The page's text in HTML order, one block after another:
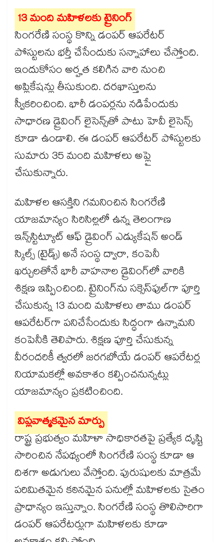
13 మంది మహిళలకు ట్రైనింగ్‌‌‌‌‌‌‌‌
సింగరేణి సంస్థ కొన్ని డంపర్‌‌‌‌‌‌‌‌ ఆపరేటర్‌‌‌‌‌‌‌‌
పోస్టులను భర్తీ చేసేందుకు సన్నాహాలు చేస్తోంది.
ఇందుకోసం అర్హత కలిగిన వారి నుంచి
అప్లికేషన్లు తీసుకుంది. దరఖాస్తులను
స్వీకరించింది. భారీ డంపర్లను నడిపేందుకు
సాధారణ డ్రైవింగ్‌‌‌‌‌‌‌‌ లైసెన్స్‌‌‌‌‌‌‌‌తో పాటు హెవీ లైసెన్స్
కూడా ఉండాలి. ఈ డంపర్‌‌‌‌‌‌‌‌ ఆపరేటర్‌‌‌‌‌‌‌‌ పోస్టులకు
సుమారు 35 మంది మహిళలు అప్లై
చేసుకున్నారు.
మహిళల ఆసక్తిని గమనించిన సింగరేణి
యాజమాన్యం సిరిసిల్లలో ఉన్న తెలంగాణ
ఇన్స్‌‌‌‌‌‌‌‌స్టిట్యూట్‌‌‌‌‌‌‌‌ ఆఫ్‌‌‌‌‌‌‌‌ డ్రైవింగ్‌‌‌‌‌‌‌‌ ఎడ్యుకేషన్‌‌‌‌‌‌‌‌ అండ్‌‌‌‌‌‌‌‌
స్కిల్స్‌‌‌‌‌‌‌‌ (టైడ్స్) అనే సంస్థ ద్వారా, కంపెనీ
ఖర్చులతోనే భారీ వాహనాల డ్రైవింగ్‌‌‌‌‌‌‌‌లో వారికి
శిక్షణ ఇప్పించింది. ట్రైనింగ్‌‌‌‌‌‌‌‌ను సక్సెస్‌‌‌‌‌‌‌‌ఫుల్‌‌‌‌‌‌‌‌గా పూర్తి
చేసుకున్న 13 మంది మహిళలు తాము డంపర్‌‌‌‌‌‌‌‌
ఆపరేటర్‌‌‌‌‌‌‌‌గా పనిచేసేందుకు సిద్ధంగా ఉన్నామని
కంపెనీకి తెలిపారు. శిక్షణ పూర్తి చేసుకున్న
వీరందరికీ త్వరలో జరగబోయే డంపర్ ఆపరేటర్ల
నియామకల్లో అవకాశం కల్పించనున్నట్లు
యాజమాన్యం ప్రకటించింది.
విప్లవాత్మకమైన మార్పు
రాష్ట్ర ప్రభుత్వం మహిళా సాధికారతపై ప్రత్యేక దృష్టి
సారించిన నేపథ్యంలో సింగరేణి సంస్థ కూడా ఆ
దిశగా అడుగులు వేస్తోంది. పురుషులకు మాత్రమే
పరిమితమైన కఠినమైన పనుల్లో మహిళలకు సైతం
ప్రాధాన్యం ఇస్తున్నాం. సింగరేణి సంస్థ తొలిసారిగా
డంపర్ ఆపరేటర్లుగా మహిళలకు కూడా